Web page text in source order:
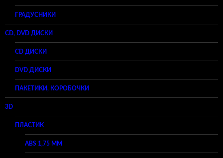
ГРАДУСНИКИ
CD, DVD ДИСКИ
CD ДИСКИ
DVD ДИСКИ
ПАКЕТИКИ, КОРОБОЧКИ
3D
ПЛАСТИК
ABS 1,75 ММ